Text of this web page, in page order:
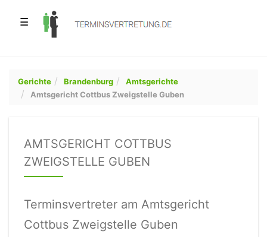
☰
Gerichte Brandenburg
Amtsgerichte
Amtsgericht Cottbus Zweigstelle Guben
AMTSGERICHT COTTBUS
ZWEIGSTELLE GUBEN
Terminsvertreter am Amtsgericht
Cottbus Zweigstelle Guben